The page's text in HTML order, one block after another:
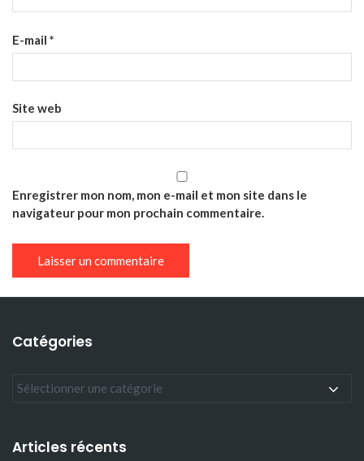
E-mail *
Site web
Enregistrer mon nom, mon e-mail et mon site dans le
navigateur pour mon prochain commentaire.
Catégories
Articles récents